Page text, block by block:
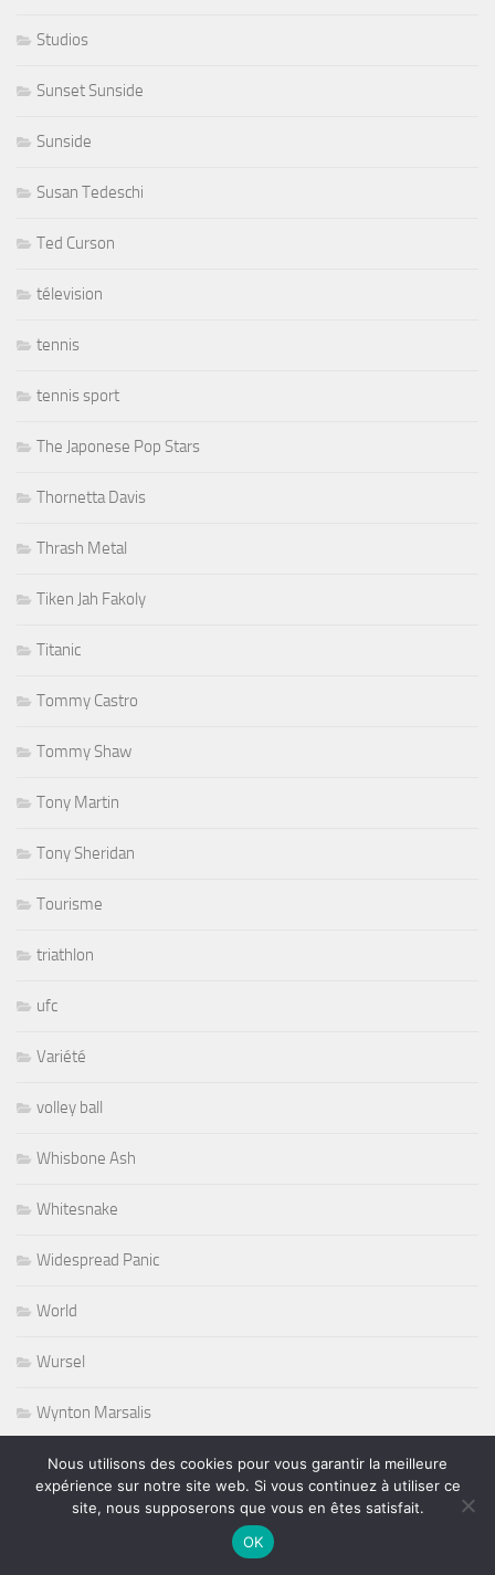
Studios
Sunset Sunside
Sunside
Susan Tedeschi
Ted Curson
télevision
tennis
tennis sport
The Japonese Pop Stars
Thornetta Davis
Thrash Metal
Tiken Jah Fakoly
Titanic
Tommy Castro
Tommy Shaw
Tony Martin
Tony Sheridan
Tourisme
triathlon
ufc
Variété
volley ball
Whisbone Ash
Whitesnake
Widespread Panic
World
Wursel
Wynton Marsalis
Yesterday and Today
Nous utilisons des cookies pour vous garantir la meilleure
expérience sur notre site web. Si vous continuez à utiliser ce
site, nous supposerons que vous en êtes satisfait.
OK